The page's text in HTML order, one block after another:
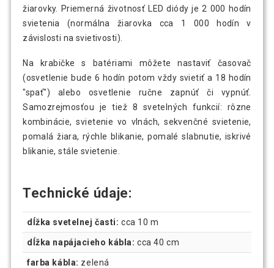
žiarovky. Priemerná životnosť LED diódy je 2 000 hodín
svietenia (normálna žiarovka cca 1 000 hodín v
závislosti na svietivosti).
Na krabičke s batériami môžete nastaviť časovač
(osvetlenie bude 6 hodín potom vždy svietiť a 18 hodín
"spať") alebo osvetlenie ručne zapnúť či vypnúť.
Samozrejmosťou je tiež 8 svetelných funkcií: rôzne
kombinácie, svietenie vo vlnách, sekvenčné svietenie,
pomalá žiara, rýchle blikanie, pomalé slabnutie, iskrivé
blikanie, stále svietenie.
Technické údaje:
dĺžka svetelnej časti: cca 10 m
dĺžka napájacieho kábla: cca 40 cm
farba kábla: zelená